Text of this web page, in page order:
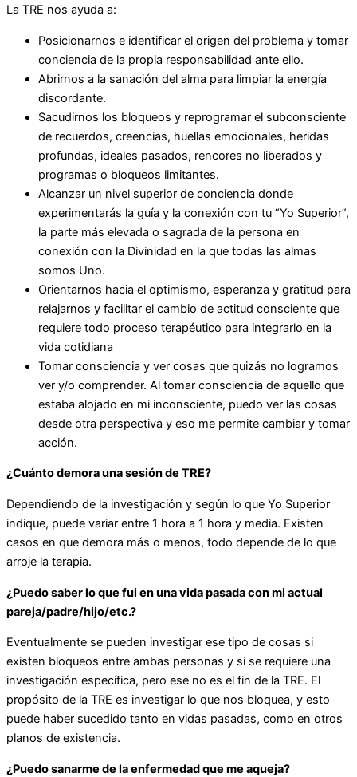
La TRE nos ayuda a:
Posicionarnos e identificar el origen del problema y tomar
conciencia de la propia responsabilidad ante ello.
Abrirnos a la sanación del alma para limpiar la energía
discordante.
Sacudirnos los bloqueos y reprogramar el subconsciente
de recuerdos, creencias, huellas emocionales, heridas
profundas, ideales pasados, rencores no liberados y
programas o bloqueos limitantes.
Alcanzar un nivel superior de conciencia donde
experimentarás la guía y la conexión con tu “Yo Superior”,
la parte más elevada o sagrada de la persona en
conexión con la Divinidad en la que todas las almas
somos Uno.
Orientarnos hacia el optimismo, esperanza y gratitud para
relajarnos y facilitar el cambio de actitud consciente que
requiere todo proceso terapéutico para integrarlo en la
vida cotidiana
Tomar consciencia y ver cosas que quizás no logramos
ver y/o comprender. Al tomar consciencia de aquello que
estaba alojado en mi inconsciente, puedo ver las cosas
desde otra perspectiva y eso me permite cambiar y tomar
acción.
¿Cuánto demora una sesión de TRE?
Dependiendo de la investigación y según lo que Yo Superior
indique, puede variar entre 1 hora a 1 hora y media. Existen
casos en que demora más o menos, todo depende de lo que
arroje la terapia.
¿Puedo saber lo que fui en una vida pasada con mi actual
pareja/padre/hijo/etc.?
Eventualmente se pueden investigar ese tipo de cosas si
existen bloqueos entre ambas personas y si se requiere una
investigación específica, pero ese no es el fin de la TRE. El
propósito de la TRE es investigar lo que nos bloquea, y esto
puede haber sucedido tanto en vidas pasadas, como en otros
planos de existencia.
¿Puedo sanarme de la enfermedad que me aqueja?